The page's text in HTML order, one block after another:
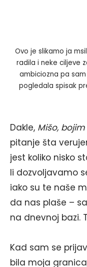
Ovo je slikamo ja
radila i neke ciljeve
ambiciozna pa
pogledala spisak
Dakle, Mišo,
pitanje šta
jest koliko nisko
li dozvoljavamo
iako su te naše
da nas plaše –
na dnevnoj bazi.
Kad sam se
bila moja